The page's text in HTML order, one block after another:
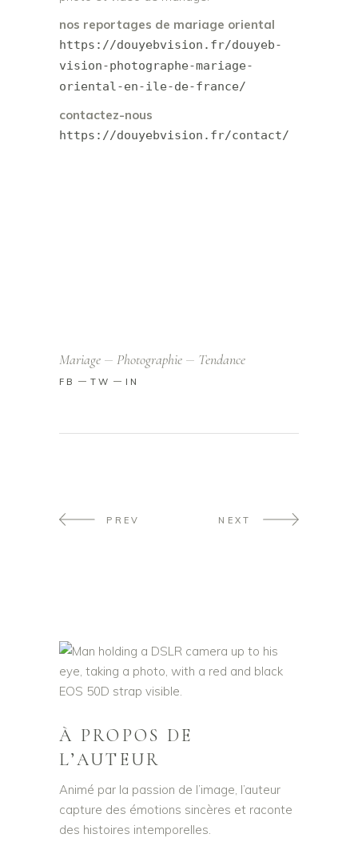
nos reportages de mariage oriental
https://douyebvision.fr/douyeb-
vision-photographe-mariage-
oriental-en-ile-de-france/
contactez-nous
https://douyebvision.fr/contact/
Mariage Photographie Tendance
FB TW IN
PREV NEXT
À PROPOS DE
L’AUTEUR
Animé par la passion de l’image, l’auteur
capture des émotions sincères et raconte
des histoires intemporelles.